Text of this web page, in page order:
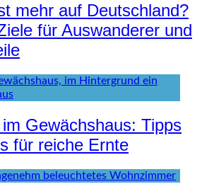
mehr auf Deutschland?
für Auswanderer und
Gewächshaus: Tipps
für reiche Ernte